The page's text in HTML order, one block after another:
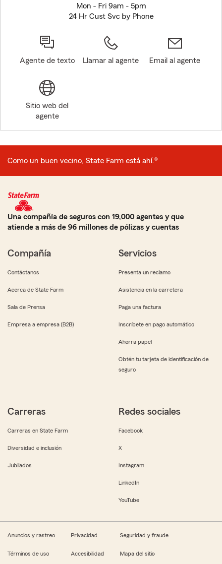
Mon - Fri 9am - 5pm
24 Hr Cust Svc by Phone
Agente de texto Llamar al agente Email al agente
Sitio web del
agente
Como un buen vecino, State Farm está ahí.®
Una compañía de seguros con 19,000 agentes y que
atiende a más de 96 millones de pólizas y cuentas
Compañía
Contáctanos
Acerca de State Farm
Sala de Prensa
Empresa a empresa (B2B)
Servicios
Presenta un reclamo
Asistencia en la carretera
Paga una factura
Inscríbete en pago automático
Ahorra papel
Obtén tu tarjeta de identificación de
seguro
Carreras
Carreras en State Farm
Diversidad e inclusión
Jubilados
Redes sociales
Facebook
X
Instagram
LinkedIn
YouTube
Anuncios y rastreo Privacidad Seguridad y fraude
Términos de uso Accesibilidad Mapa del sitio